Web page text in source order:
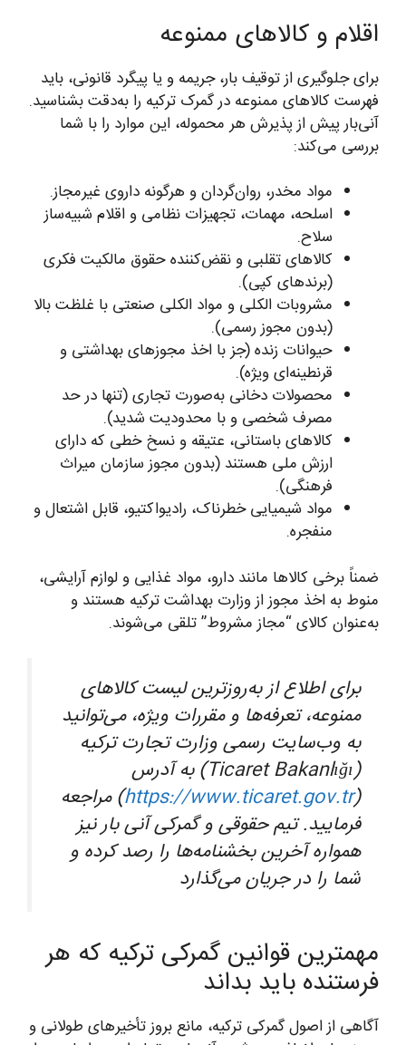
اقلام و کالاهای ممنوعه
برای جلوگیری از توقیف بار، جریمه و یا پیگرد قانونی، باید
فهرست کالاهای ممنوعه در گمرک ترکیه را به‌دقت بشناسید.
آنی‌بار پیش از پذیرش هر محموله، این موارد را با شما
بررسی می‌کند:
مواد مخدر، روان‌گردان و هرگونه داروی غیرمجاز.
اسلحه، مهمات، تجهیزات نظامی و اقلام شبیه‌ساز
سلاح.
کالاهای تقلبی و نقض‌کننده حقوق مالکیت فکری
(برندهای کپی).
مشروبات الکلی و مواد الکلی صنعتی با غلظت بالا
(بدون مجوز رسمی).
حیوانات زنده (جز با اخذ مجوزهای بهداشتی و
قرنطینه‌ای ویژه).
محصولات دخانی به‌صورت تجاری (تنها در حد
مصرف شخصی و با محدودیت شدید).
کالاهای باستانی، عتیقه و نسخ خطی که دارای
ارزش ملی هستند (بدون مجوز سازمان میراث
فرهنگی).
مواد شیمیایی خطرناک، رادیواکتیو، قابل اشتعال و
منفجره.
ضمناً برخی کالاها مانند دارو، مواد غذایی و لوازم آرایشی،
منوط به اخذ مجوز از وزارت بهداشت ترکیه هستند و
به‌عنوان کالای “مجاز مشروط” تلقی می‌شوند.
برای اطلاع از به‌روزترین لیست کالاهای
ممنوعه، تعرفه‌ها و مقررات ویژه، می‌توانید
به وب‌سایت رسمی وزارت تجارت ترکیه
(Ticaret Bakanlığı) به آدرس
(
https://www.ticaret.gov.tr) مراجعه
فرمایید. تیم حقوقی و گمرکی آنی بار نیز
همواره آخرین بخشنامه‌ها را رصد کرده و
شما را در جریان می‌گذارد
مهمترین قوانین گمرکی ترکیه که هر
فرستنده باید بداند
آگاهی از اصول گمرکی ترکیه، مانع بروز تأخیرهای طولانی و